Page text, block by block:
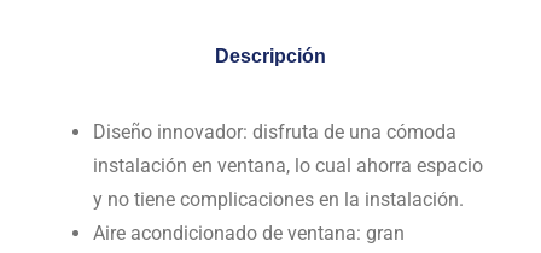
Descripción
Diseño innovador: disfruta de una cómoda
instalación en ventana, lo cual ahorra espacio
y no tiene complicaciones en la instalación.
Aire acondicionado de ventana: gran